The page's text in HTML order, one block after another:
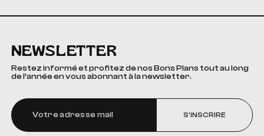
NEWSLETTER
Restez informé et profitez de nos Bons Plans tout au long
de l’année en vous abonnant à la newsletter.
S'INSCRIRE